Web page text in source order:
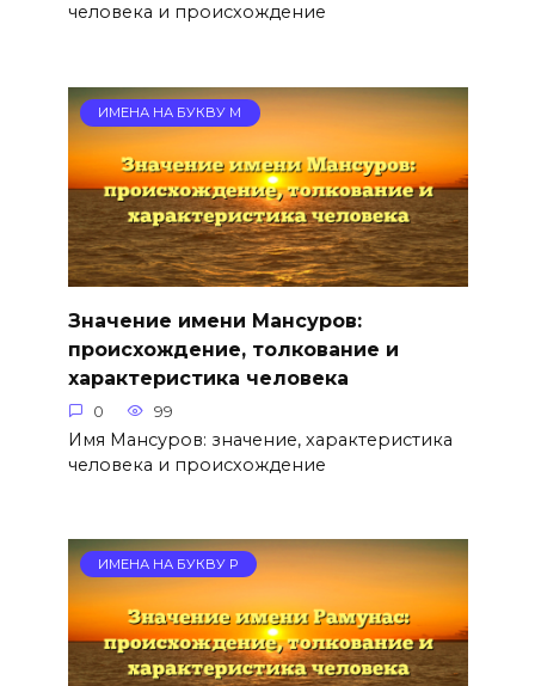
человека и происхождение
ИМЕНА НА БУКВУ М
Значение имени Мансуров:
происхождение, толкование и
характеристика человека
0 99
Имя Мансуров: значение, характеристика
человека и происхождение
ИМЕНА НА БУКВУ Р